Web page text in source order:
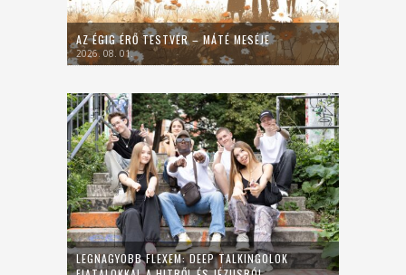
AZ ÉGIG ÉRŐ TESTVÉR – MÁTÉ MESÉJE
2026. 08. 01.
LEGNAGYOBB FLEXEM: DEEP TALKINGOLOK